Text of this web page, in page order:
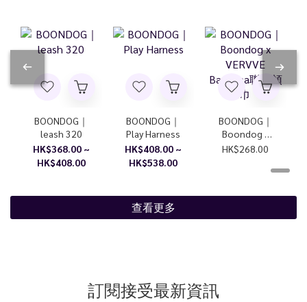
BOONDOG｜
leash 320
HK$368.00 ~
HK$408.00
BOONDOG｜
Play Harness
HK$408.00 ~
HK$538.00
BOONDOG｜
Boondog x
VERVVE
HK$268.00
查看更多
訂閱接受最新資訊